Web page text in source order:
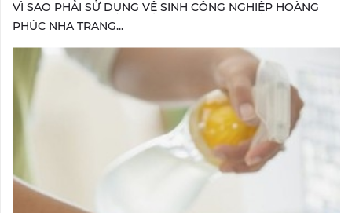
VÌ SAO PHẢI SỬ DỤNG VỆ SINH CÔNG NGHIỆP HOÀNG
PHÚC NHA TRANG...